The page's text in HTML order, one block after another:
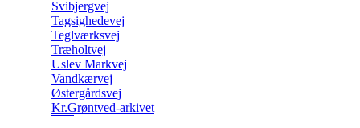
Svibjergvej
Tagsighedevej
Teglværksvej
Træholtvej
Uslev Markvej
Vandkærvej
Østergårdsvej
Kr.Grøntved-arkivet